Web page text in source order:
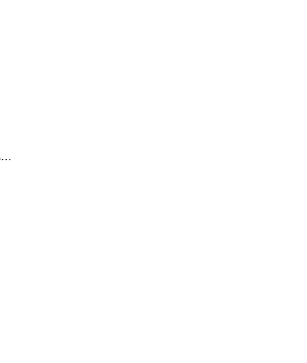
Templates for Keynote یک افزونه‌ی عالی برای برنامه Keynote اپل است که 60 قالب خیره کننده برای Keynote هر کدام با 20 اسلاید آماده به…